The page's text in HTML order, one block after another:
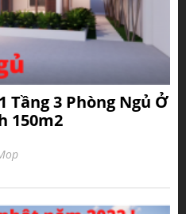
Tầng 3 Phòng Ngủ Ở
150m2